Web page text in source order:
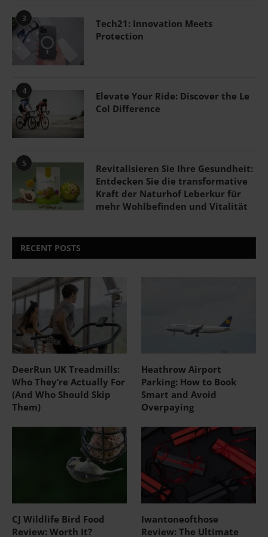
3
Tech21: Innovation Meets
Protection
4
Elevate Your Ride: Discover the Le
Col Difference
5
Revitalisieren Sie Ihre Gesundheit:
Entdecken Sie die transformative
Kraft der Naturhof Leberkur für
mehr Wohlbefinden und Vitalität
RECENT POSTS
DeerRun UK Treadmills:
Who They’re Actually For
(And Who Should Skip
Them)
Heathrow Airport
Parking: How to Book
Smart and Avoid
Overpaying
CJ Wildlife Bird Food
Review: Worth It?
Iwantoneofthose
Review: The Ultimate